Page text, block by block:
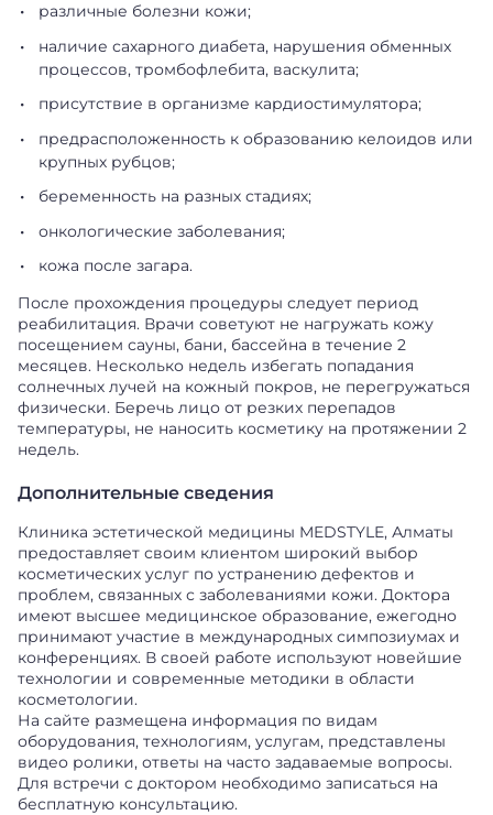
различные болезни кожи;
наличие сахарного диабета, нарушения обменных
процессов, тромбофлебита, васкулита;
присутствие в организме кардиостимулятора;
предрасположенность к образованию келоидов или
крупных рубцов;
беременность на разных стадиях;
онкологические заболевания;
кожа после загара.
После прохождения процедуры следует период
реабилитация. Врачи советуют не нагружать кожу
посещением сауны, бани, бассейна в течение 2
месяцев. Несколько недель избегать попадания
солнечных лучей на кожный покров, не перегружаться
физически. Беречь лицо от резких перепадов
температуры, не наносить косметику на протяжении 2
недель.
Дополнительные сведения
Клиника эстетической медицины MEDSTYLE, Алматы
предоставляет своим клиентом широкий выбор
косметических услуг по устранению дефектов и
проблем, связанных с заболеваниями кожи. Доктора
имеют высшее медицинское образование, ежегодно
принимают участие в международных симпозиумах и
конференциях. В своей работе используют новейшие
технологии и современные методики в области
косметологии.
На сайте размещена информация по видам
оборудования, технологиям, услугам, представлены
видео ролики, ответы на часто задаваемые вопросы.
Для встречи с доктором необходимо записаться на
бесплатную консультацию.